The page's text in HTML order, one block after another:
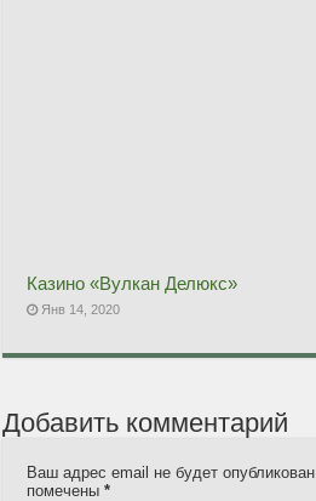
Казино «Вулкан Делюкс»
Янв 14, 2020
Добавить комментарий
Ваш адрес email не будет опубликован.
помечены*